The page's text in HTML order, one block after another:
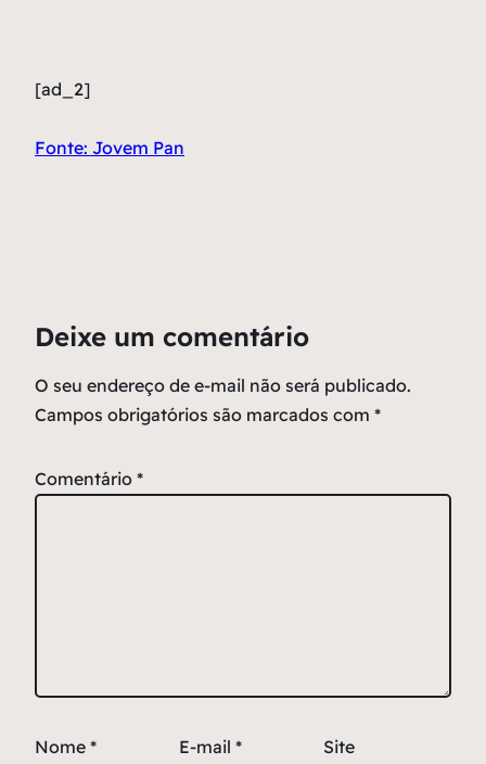
[ad_2]
Fonte: Jovem Pan
Deixe um comentário
O seu endereço de e-mail não será publicado.
Campos obrigatórios são marcados com *
Comentário *
Nome * E-mail * Site